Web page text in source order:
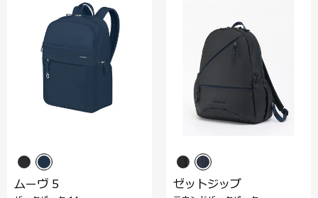
ムーヴ 5 ゼットジップ